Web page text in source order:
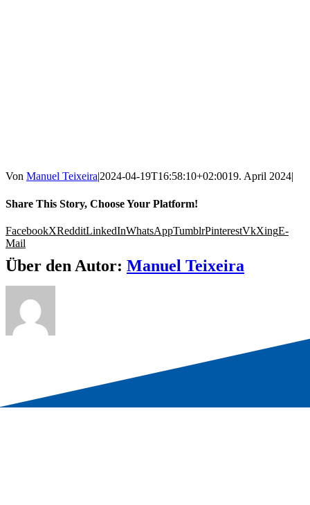
Von Manuel Teixeira|2024-04-19T16:58:10+02:0019. April 2024|
Share This Story, Choose Your Platform!
FacebookXRedditLinkedInWhatsAppTumblrPinterestVkXingE-
Mail
Über den Autor: Manuel Teixeira